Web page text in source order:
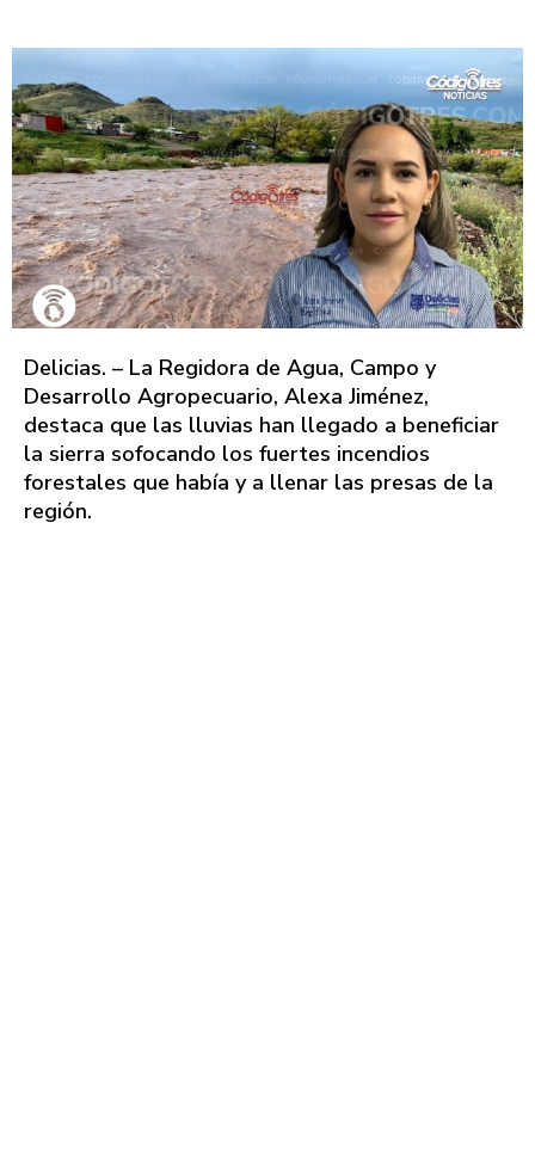
Delicias. – La Regidora de Agua, Campo y
Desarrollo Agropecuario, Alexa Jiménez,
destaca que las lluvias han llegado a beneficiar
la sierra sofocando los fuertes incendios
forestales que había y a llenar las presas de la
región.